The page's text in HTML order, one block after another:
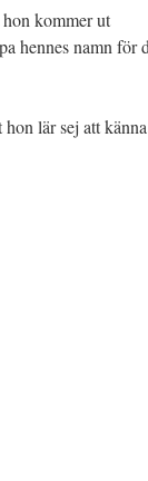
kommer ut
hennes namn för
lär sej att